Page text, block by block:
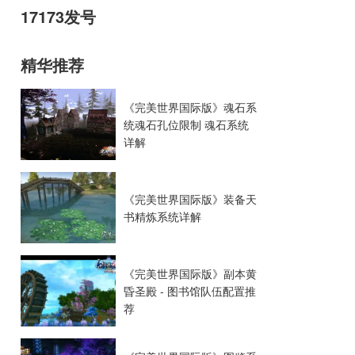
17173发号
精华推荐
《完美世界国际版》魂石系
统魂石孔位限制 魂石系统
详解
《完美世界国际版》装备天
书精炼系统详解
《完美世界国际版》副本黄
昏圣殿 - 图书馆队伍配置推
荐